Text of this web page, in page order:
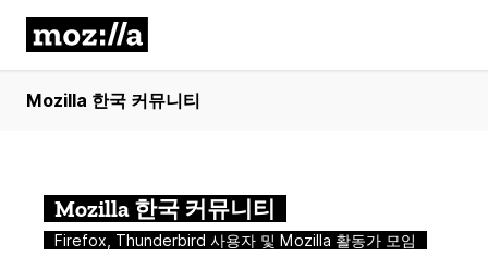
Mozilla 한국 커뮤니티
Mozilla 한국 커뮤니티
Firefox, Thunderbird 사용자 및 Mozilla 활동가 모임